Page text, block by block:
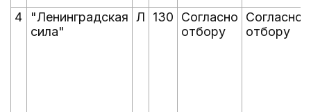
4
"Ленинградская
сила"
Л 130
Согласно
отбору
Согласно
отбору